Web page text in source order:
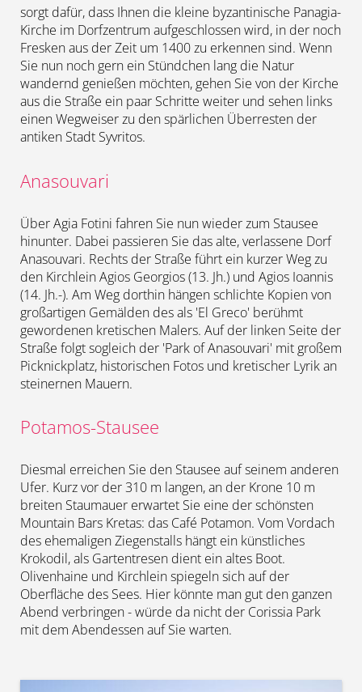
sorgt dafür, dass Ihnen die kleine byzantinische Panagia-
Kirche im Dorfzentrum aufgeschlossen wird, in der noch
Fresken aus der Zeit um 1400 zu erkennen sind. Wenn
Sie nun noch gern ein Stündchen lang die Natur
wandernd genießen möchten, gehen Sie von der Kirche
aus die Straße ein paar Schritte weiter und sehen links
einen Wegweiser zu den spärlichen Überresten der
antiken Stadt Syvritos.
Anasouvari
Über Agia Fotini fahren Sie nun wieder zum Stausee
hinunter. Dabei passieren Sie das alte, verlassene Dorf
Anasouvari. Rechts der Straße führt ein kurzer Weg zu
den Kirchlein Agios Georgios (13. Jh.) und Agios Ioannis
(14. Jh.-). Am Weg dorthin hängen schlichte Kopien von
großartigen Gemälden des als 'El Greco' berühmt
gewordenen kretischen Malers. Auf der linken Seite der
Straße folgt sogleich der 'Park of Anasouvari' mit großem
Picknickplatz, historischen Fotos und kretischer Lyrik an
steinernen Mauern.
Potamos-Stausee
Diesmal erreichen Sie den Stausee auf seinem anderen
Ufer. Kurz vor der 310 m langen, an der Krone 10 m
breiten Staumauer erwartet Sie eine der schönsten
Mountain Bars Kretas: das Café Potamon. Vom Vordach
des ehemaligen Ziegenstalls hängt ein künstliches
Krokodil, als Gartentresen dient ein altes Boot.
Olivenhaine und Kirchlein spiegeln sich auf der
Oberfläche des Sees. Hier könnte man gut den ganzen
Abend verbringen - würde da nicht der Corissia Park
mit dem Abendessen auf Sie warten.